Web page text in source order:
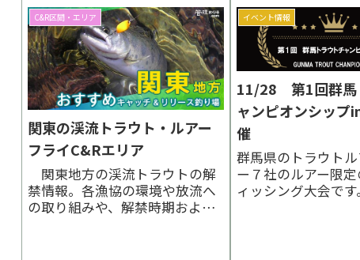
C&R区間・エリア
関東の渓流トラウト・ルアー
フライC&Rエリア
関東地方の渓流トラウトの解
禁情報。各漁協の環境や放流へ
の取り組みや、解禁時期および
イベント情報
11/28 第1回群馬
ャンピオンシップ
催
群馬県のトラウト
ー７社のルアー限
ィッシング大会で